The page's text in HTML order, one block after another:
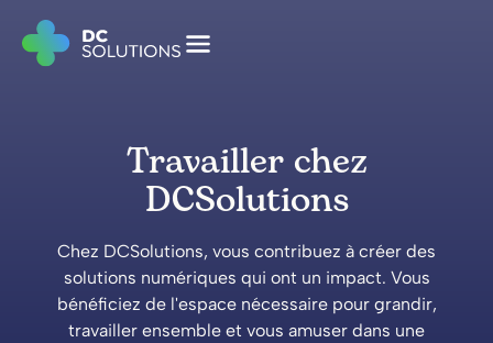
Travailler chez
DCSolutions
Chez DCSolutions, vous contribuez à créer des
solutions numériques qui ont un impact. Vous
bénéficiez de l'espace nécessaire pour grandir,
travailler ensemble et vous amuser dans une